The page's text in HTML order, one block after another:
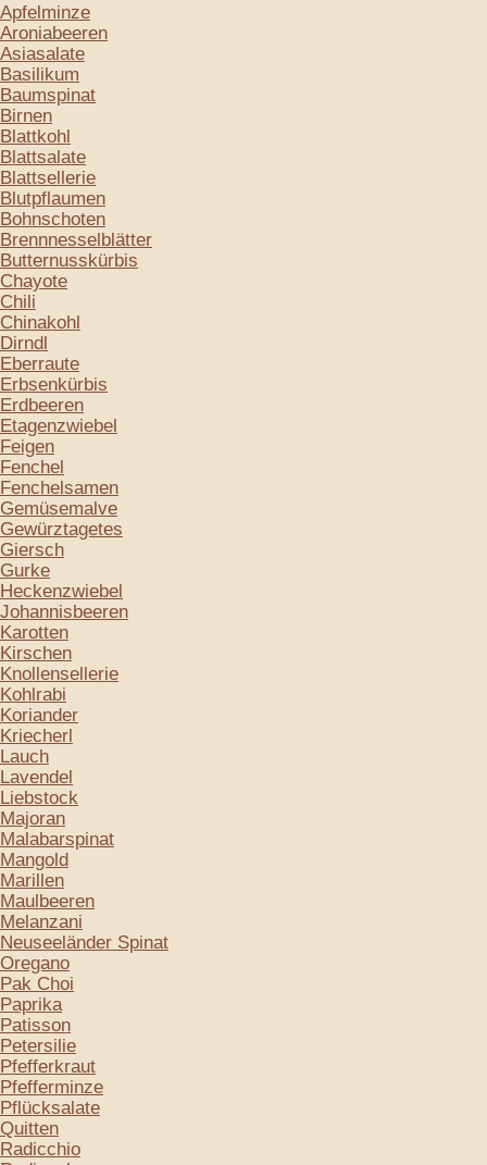
Apfelminze
Aroniabeeren
Asiasalate
Basilikum
Baumspinat
Birnen
Blattkohl
Blattsalate
Blattsellerie
Blutpflaumen
Bohnschoten
Brennnesselblätter
Butternusskürbis
Chayote
Chili
Chinakohl
Dirndl
Eberraute
Erbsenkürbis
Erdbeeren
Etagenzwiebel
Feigen
Fenchel
Fenchelsamen
Gemüsemalve
Gewürztagetes
Giersch
Gurke
Heckenzwiebel
Johannisbeeren
Karotten
Kirschen
Knollensellerie
Kohlrabi
Koriander
Kriecherl
Lauch
Lavendel
Liebstock
Majoran
Malabarspinat
Mangold
Marillen
Maulbeeren
Melanzani
Neuseeländer Spinat
Oregano
Pak Choi
Paprika
Patisson
Petersilie
Pfefferkraut
Pfefferminze
Pflücksalate
Quitten
Radicchio